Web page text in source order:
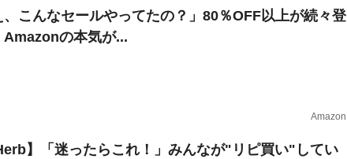
、こんなセールやってたの？」80％OFF以上が続々登
Amazonの本気が...
Amazon
】「迷ったらこれ！」みんなが"リピ買い"してい